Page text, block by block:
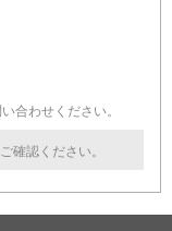
合わせください。
確認ください。